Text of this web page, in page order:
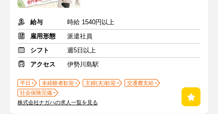
給与
時給 1540円以上
雇用形態
派遣社員
シフト
週5日以上
アクセス
伊勢川島駅
平日 未経験者歓迎 主婦(夫)歓迎
交通費支給
社会保険完備
株式会社ナガハの求人一覧を見る